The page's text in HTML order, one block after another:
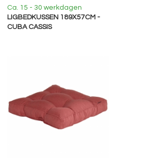
Ca. 15 - 30 werkdagen
LIGBEDKUSSEN 189X57CM -
CUBA CASSIS